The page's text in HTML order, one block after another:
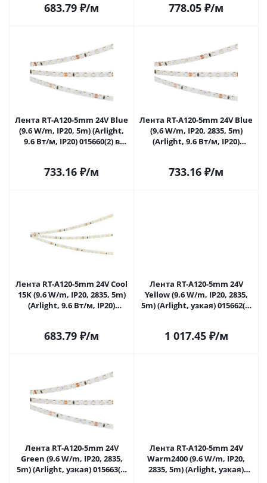
683.79 ₽/м 778.05 ₽/м
Лента RT-A120-5mm 24V Blue
(9.6 W/m, IP20, 5m) (Arlight,
9.6 Вт/м, IP20) 015660(2) в
733.16 ₽/м
Лента RT-A120-5mm 24V Blue
(9.6 W/m, IP20, 2835, 5m)
(Arlight, 9.6 Вт/м, IP20)
733.16 ₽/м
Лента RT-A120-5mm 24V Cool
15K (9.6 W/m, IP20, 2835, 5m)
(Arlight, 9.6 Вт/м, IP20)
683.79 ₽/м
Лента RT-A120-5mm 24V
Yellow (9.6 W/m, IP20, 2835,
5m) (Arlight, узкая) 015662(2)
1 017.45₽/м
Лента RT-A120-5mm 24V
Green (9.6 W/m, IP20, 2835,
5m) (Arlight, узкая) 015663(2)
Лента RT-A120-5mm 24V
Warm2400 (9.6 W/m, IP20,
2835, 5m) (Arlight, узкая)